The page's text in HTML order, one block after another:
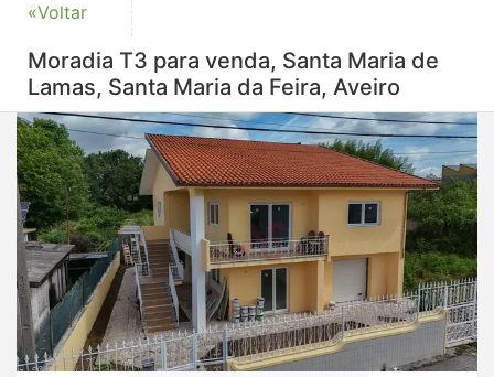
«Voltar
Moradia T3 para venda, Santa Maria de
Lamas, Santa Maria da Feira, Aveiro